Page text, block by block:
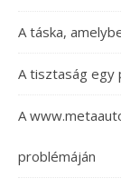
A táska,
A tisztaság egy
A
problémáján